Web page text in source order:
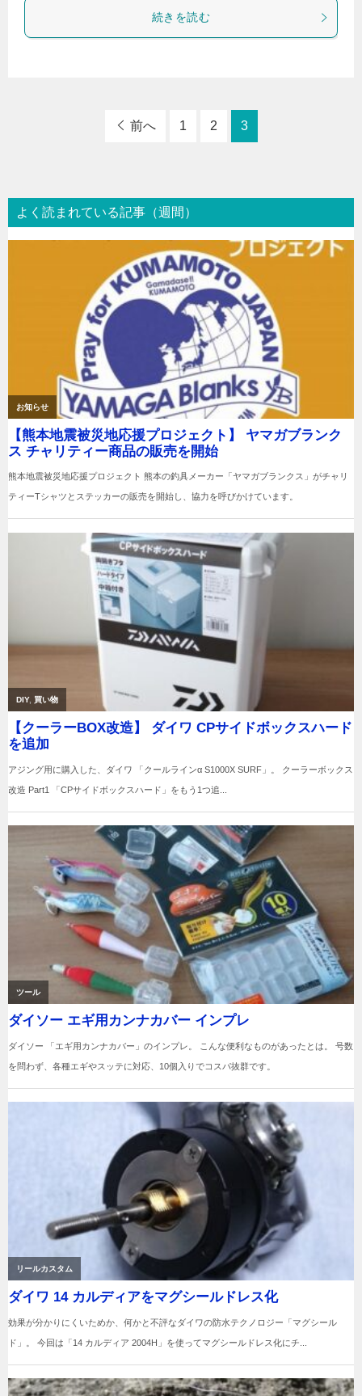
続きを読む
前へ 1 2 3
よく読まれている記事（週間）